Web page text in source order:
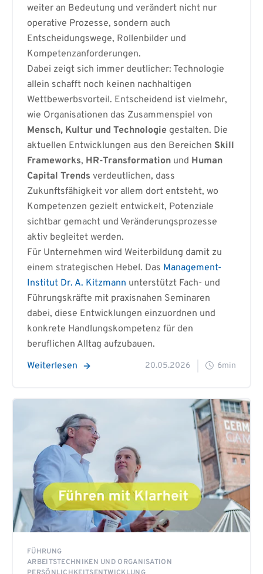
weiter an Bedeutung und verändert nicht nur
operative Prozesse, sondern auch
Entscheidungswege, Rollenbilder und
Kompetenzanforderungen.
Dabei zeigt sich immer deutlicher: Technologie
allein schafft noch keinen nachhaltigen
Wettbewerbsvorteil. Entscheidend ist vielmehr,
wie Organisationen das Zusammenspiel von
Mensch, Kultur und Technologie gestalten. Die
aktuellen Entwicklungen aus den Bereichen Skill
Frameworks, HR-Transformation und Human
Capital Trends verdeutlichen, dass
Zukunftsfähigkeit vor allem dort entsteht, wo
Kompetenzen gezielt entwickelt, Potenziale
sichtbar gemacht und Veränderungsprozesse
aktiv begleitet werden.
Für Unternehmen wird Weiterbildung damit zu
einem strategischen Hebel. Das Management-
Institut Dr. A. Kitzmann unterstützt Fach- und
Führungskräfte mit praxisnahen Seminaren
dabei, diese Entwicklungen einzuordnen und
konkrete Handlungskompetenz für den
beruflichen Alltag aufzubauen.
Weiterlesen
20.05.2026 6min
FÜHRUNG
ARBEITSTECHNIKEN UND ORGANISATION